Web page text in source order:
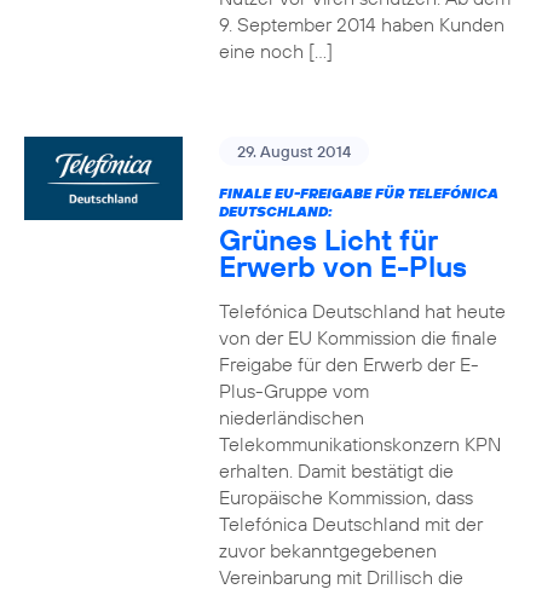
9. September 2014 haben Kunden
eine noch […]
29. August 2014
FINALE EU-FREIGABE FÜR TELEFÓNICA
DEUTSCHLAND:
Grünes Licht für
Erwerb von E-Plus
Telefónica Deutschland hat heute
von der EU Kommission die finale
Freigabe für den Erwerb der E-
Plus-Gruppe vom
niederländischen
Telekommunikationskonzern KPN
erhalten. Damit bestätigt die
Europäische Kommission, dass
Telefónica Deutschland mit der
zuvor bekanntgegebenen
Vereinbarung mit Drillisch die